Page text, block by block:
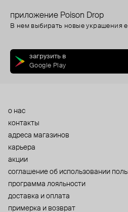
приложение Poison Drop
В нем выбирать новые украшения
загрузить в
Google Play
о нас
контакты
адреса магазинов
карьера
акции
cоглашение об использовании
программа лояльности
доставка и оплата
примерка и возврат